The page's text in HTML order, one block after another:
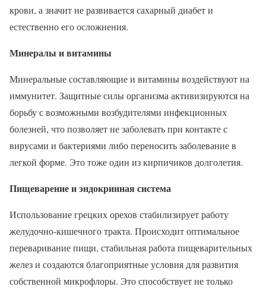
крови, а значит не развивается сахарный диабет и
естественно его осложнения.
Минералы и витамины
Минеральные составляющие и витамины воздействуют на
иммунитет. Защитные силы организма активизируются на
борьбу с возможными возбудителями инфекционных
болезней, что позволяет не заболевать при контакте с
вирусами и бактериями либо переносить заболевание в
легкой форме. Это тоже один из кирпичиков долголетия.
Пищеварение и эндокринная система
Использование грецких орехов стабилизирует работу
желудочно-кишечного тракта. Происходит оптимальное
переваривание пищи, стабильная работа пищеварительных
желез и создаются благоприятные условия для развития
собственной микрофлоры. Это способствует не только